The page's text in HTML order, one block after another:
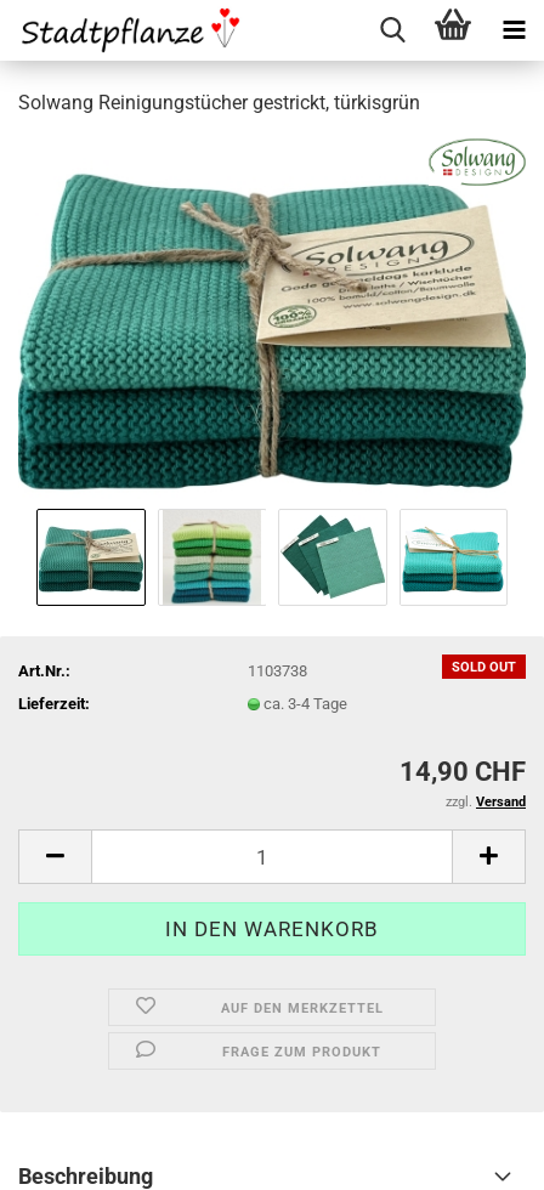
Solwang Reinigungstücher gestrickt, türkisgrün
SOLD OUT
Art.Nr.:
1103738
Lieferzeit:
ca. 3-4 Tage
14,90 CHF
zzgl. Versand
AUF DEN MERKZETTEL
FRAGE ZUM PRODUKT
Beschreibung